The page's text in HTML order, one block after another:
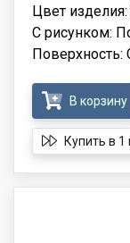
Цвет
С рисунком:
Поверхность:
В корзину
Купить в 1